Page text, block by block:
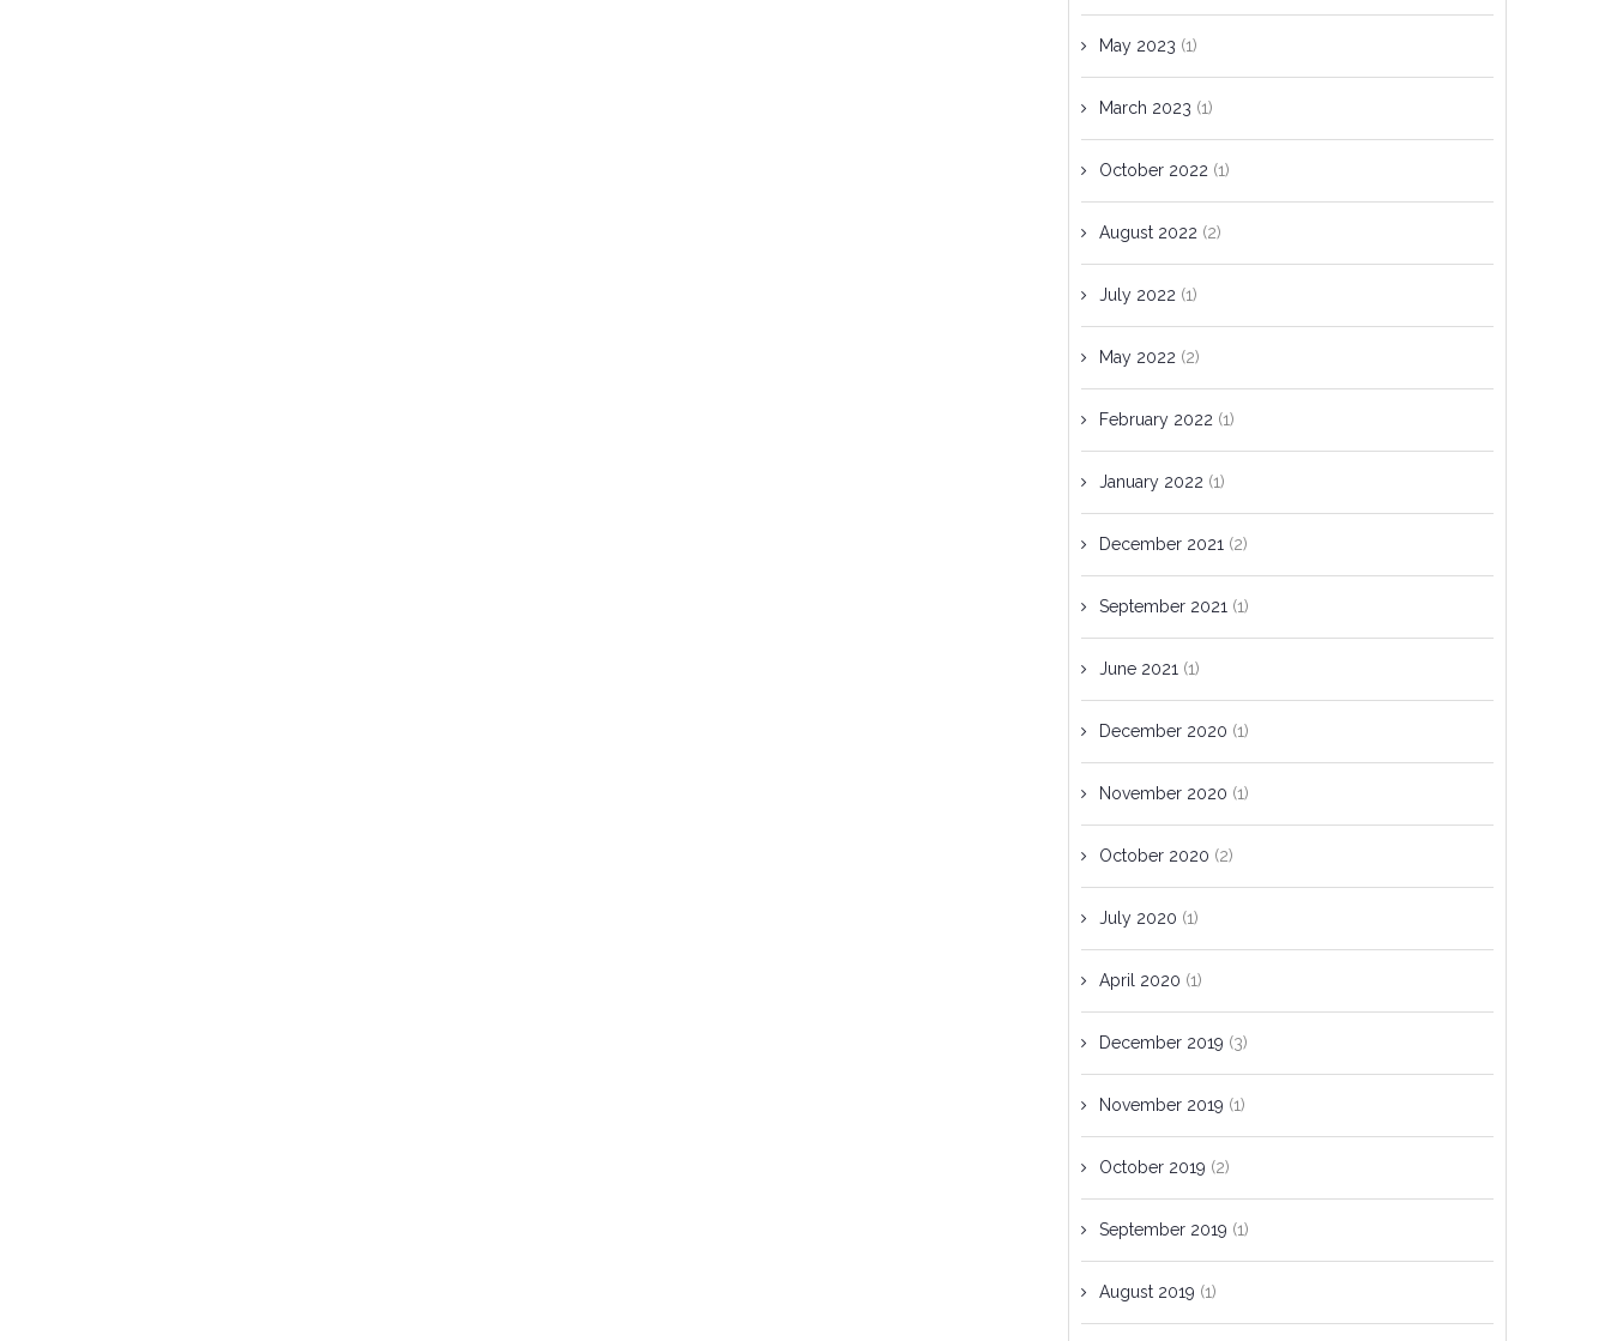
May 2023 (1)
March 2023 (1)
October 2022 (1)
August 2022 (2)
July 2022 (1)
May 2022 (2)
February 2022 (1)
January 2022 (1)
December 2021 (2)
September 2021 (1)
June 2021 (1)
December 2020 (1)
November 2020 (1)
October 2020 (2)
July 2020 (1)
April 2020 (1)
December 2019 (3)
November 2019 (1)
October 2019 (2)
September 2019 (1)
August 2019 (1)